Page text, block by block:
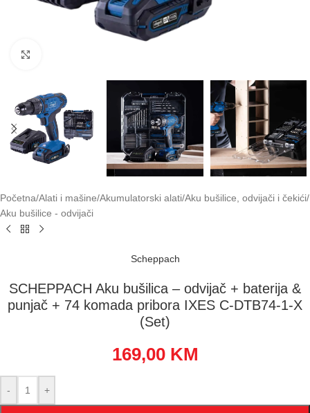
Početna/Alati i mašine/Akumulatorski alati/Aku bušilice, odvijači i čekići/
Aku bušilice - odvijači
Scheppach
SCHEPPACH Aku bušilica – odvijač + baterija &
punjač + 74 komada pribora IXES C-DTB74-1-X
(Set)
169,00 KM
- +